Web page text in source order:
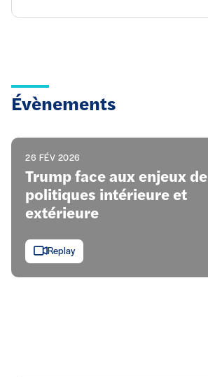
Évènements
26 FÉV 2026
Trump face aux enjeux de
politiques intérieure et
extérieure
Replay